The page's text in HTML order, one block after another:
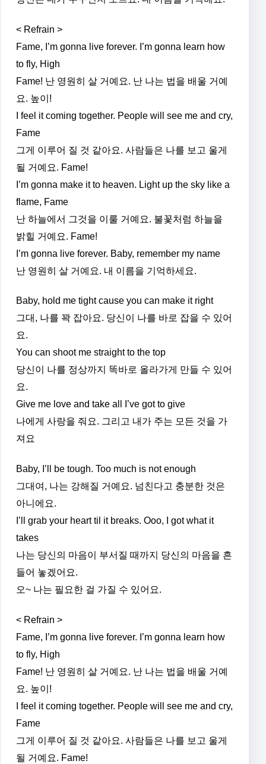
< Refrain >
Fame, I’m gonna live forever. I’m gonna learn how
to fly, High
Fame! 난 영원히 살 거예요. 난 나는 법을 배울 거예
요. 높이!
I feel it coming together. People will see me and cry,
Fame
그게 이루어 질 것 같아요. 사람들은 나를 보고 울게
될 거예요. Fame!
I’m gonna make it to heaven. Light up the sky like a
flame, Fame
난 하늘에서 그것을 이룰 거예요. 불꽃처럼 하늘을
밝힐 거예요. Fame!
I’m gonna live forever. Baby, remember my name
난 영원히 살 거예요. 내 이름을 기억하세요.
Baby, hold me tight cause you can make it right
그대, 나를 꽉 잡아요. 당신이 나를 바로 잡을 수 있어
요.
You can shoot me straight to the top
당신이 나를 정상까지 똑바로 올라가게 만들 수 있어
요.
Give me love and take all I’ve got to give
나에게 사랑을 줘요. 그리고 내가 주는 모든 것을 가
져요
Baby, I’ll be tough. Too much is not enough
그대여, 나는 강해질 거예요. 넘친다고 충분한 것은
아니에요.
I’ll grab your heart til it breaks. Ooo, I got what it
takes
나는 당신의 마음이 부서질 때까지 당신의 마음을 흔
들어 놓겠어요.
오~ 나는 필요한 걸 가질 수 있어요.
< Refrain >
Fame, I’m gonna live forever. I’m gonna learn how
to fly, High
Fame! 난 영원히 살 거예요. 난 나는 법을 배울 거예
요. 높이!
I feel it coming together. People will see me and cry,
Fame
그게 이루어 질 것 같아요. 사람들은 나를 보고 울게
될 거예요. Fame!